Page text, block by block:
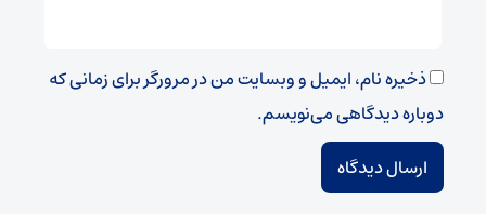
ذخیره نام، ایمیل و وبسایت من در مرورگر برای زمانی که
دوباره دیدگاهی می‌نویسم.